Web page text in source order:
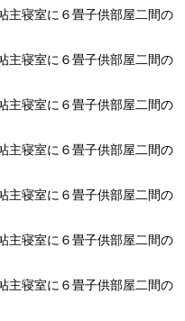
主寝室に６畳子供部屋二間の
主寝室に６畳子供部屋二間の
主寝室に６畳子供部屋二間の
主寝室に６畳子供部屋二間の
主寝室に６畳子供部屋二間の
主寝室に６畳子供部屋二間の
主寝室に６畳子供部屋二間の